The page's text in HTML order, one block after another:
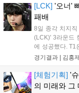
즈' 김수환의 인
[LCK] '오너'
패배
8일 종각 치지
(LCK)' 3라운드
에 성공했다. T1
'페인터' 김은후
을 빼냈다....
경기결과 | 김홍
[체험기획] '
의 미래와 그